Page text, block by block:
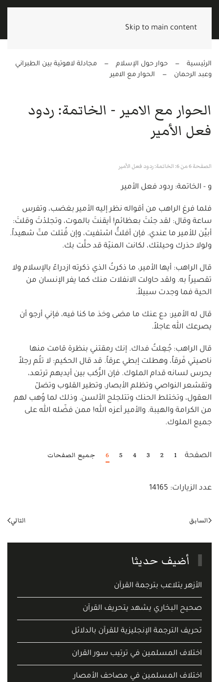
Skip to main content
الرئيسية حوار حول الإسلام
مجادلة لاهوتية بين الطبراني
وعبد الرحمان
الحوار مع الامير
الحوار مع الامير - الخاتمة: ردود
فعل الأمير
الصفحة 6 من 6: الخاتمة: ردود فعل الأمير
و - الخاتمة: ردود فعل الأمير
فلما فرغ الراهب من أقواله نظر إليه الأمير بغضب، وتفرس
ساعة وقال: لقد جئتَ بعظائم! أيقنتَ بالموت، وتجلدْتَ وقلتَ:
أبيِّن للأمير ما عندي. فإن أفلتُّ اشتفيت، وإن قُتلت متّ شهيداً.
ولولا حذرك وحيلتك، لكانت المنيّة قد حلَّت بك.
قال الراهب: أيها الأمير، ما ذكرتُ الذي ذكرته ازدراءً بالإسلام ولا
تقصيراً به. ولقد حاولت الانفلات منك كما يفر الإنسان من
الحية فما وجدت سبيلاً.
قال له الأمير: دع عنك ما مضى وخذ ما كنا فيه، فإني أرجو أن
يصرعك الله عاجلاً.
قال الراهب: جُعِلتُ فداك. إنك رمقتني بنظرة قامت منها
ناصيتي فَرقاً، وهطلت إبطي عرقاً. قد قال الحكيم: لا تلُم رجلاً
يحرس لسانه قدام الملوك. فإن الرُّكب بين أيديهم ترتعد،
وتقشعر النواصي وتظلم الأبصار، وتطير القلوب وتضلّ
العقول، وتختلط الحنك وتتلجلج الألسن. وذلك لما وُهب لهم
من الكرامة والهيبة. والأمير أعزه الله! ممن فضّله الله على
جميع الملوك.
الصفحة 1
2
3
4
5
6 جميع الصفحات
عدد الزيارات: 14165
السابق التالي
أضيف حديثا
الأزهر يتلاعب بترجمة القرآن
صحيح البخاري يشهد يتحريف القرآن
تحريف الترجمة الإنجليزية للقرآن بالدلائل
اختلاف المسلمين في ترتيب سور القران
اختلاف المسلمين في مصاحف الأمصار